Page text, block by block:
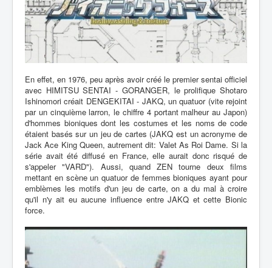
En effet, en 1976, peu après avoir créé le premier sentai officiel
avec HIMITSU SENTAI - GORANGER, le prolifique Shotaro
Ishinomori créait DENGEKITAI - JAKQ, un quatuor (vite rejoint
par un cinquième larron, le chiffre 4 portant malheur au Japon)
d'hommes bioniques dont les costumes et les noms de code
étaient basés sur un jeu de cartes (JAKQ est un acronyme de
Jack Ace King Queen, autrement dit: Valet As Roi Dame. Si la
série avait été diffusé en France, elle aurait donc risqué de
s'appeler "VARD"). Aussi, quand ZEN tourne deux films
mettant en scène un quatuor de femmes bioniques ayant pour
emblèmes les motifs d'un jeu de carte, on a du mal à croire
qu'il n'y ait eu aucune influence entre JAKQ et cette Bionic
force.